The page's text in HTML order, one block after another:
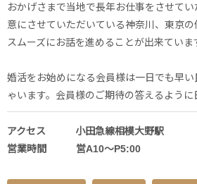
おかげさまで当地で長年お仕事をさせて
意にさせていただいている神奈川、東京
スムーズにお話を進めることが出来ていま
婚活をお始めになる会員様は一日でも早
ゃいます。会員様のご期待の答えるように
アクセス 小田急線相模大野駅
営業時間 営A10〜P5:00